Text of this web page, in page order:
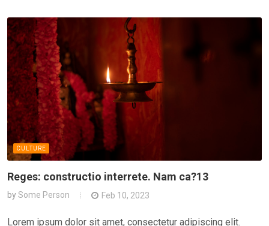
CULTURE
Reges: constructio interrete. Nam ca?13
bySome Person Feb 10, 2023
Lorem ipsum dolor sit amet, consectetur adipiscing elit.